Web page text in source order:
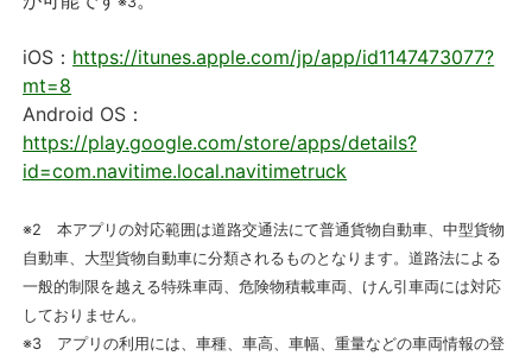
iOS： https://itunes.apple.com/jp/app/id1147473077?
mt=8
Android OS：
https://play.google.com/store/apps/details?
id=com.navitime.local.navitimetruck
※2 本アプリの対応範囲は道路交通法にて普通貨物自動車、中型貨物
自動車、大型貨物自動車に分類されるものとなります。道路法による
一般的制限を越える特殊車両、危険物積載車両、けん引車両には対応
しておりません。
※3 アプリの利用には、車種、車高、車幅、重量などの車両情報の登